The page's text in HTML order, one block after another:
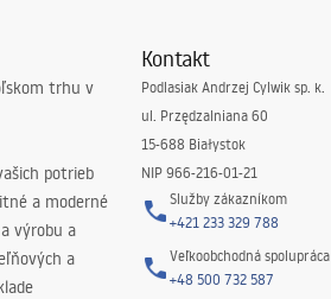
trhu v
potrieb
a moderné
výrobu a
a
Kontakt
Podlasiak Andrzej Cylwik sp. k.
ul. Przędzalniana 60
15-688 Białystok
NIP 966-216-01-21
Služby zákazníkom
+421 233 329 788
Veľkoobchodná spolupráca
+48 500 732 587